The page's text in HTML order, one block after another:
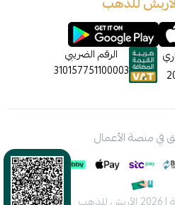
الرقم الضريبي
310157751100003
في منصة الأعمال